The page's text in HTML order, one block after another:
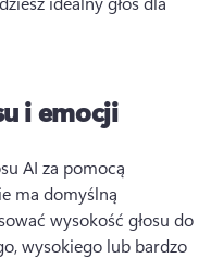
i emocji
AI za pomocą
ma domyślną
wysokość głosu do
wysokiego lub bardzo